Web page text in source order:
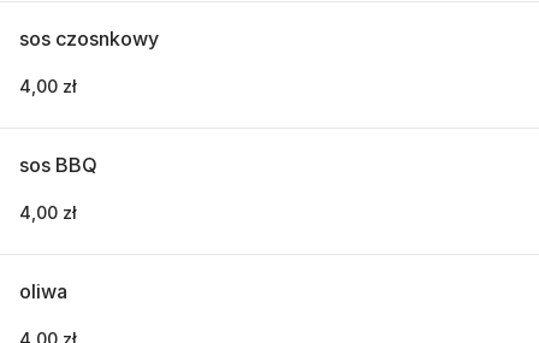
sos czosnkowy
4,00 zł
sos BBQ
4,00 zł
oliwa